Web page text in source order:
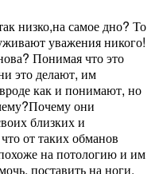
низко,на самое дно? То
уважения никого!
Понимая что это
это делают, им
как и понимают, но
они
близких и
от таких обманов
на потологию и им
поставить на ноги,